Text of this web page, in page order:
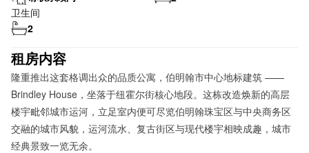
卫生间
2
租房内容
隆重推出这套格调出众的品质公寓，伯明翰市中心地标建筑 ——
Brindley House，坐落于纽霍尔街核心地段。这栋改造焕新的高层
楼宇毗邻城市运河，立足室内便可尽览伯明翰珠宝区与中央商务区
交融的城市风貌，运河流水、复古街区与现代楼宇相映成趣，城市
经典景致一览无余。